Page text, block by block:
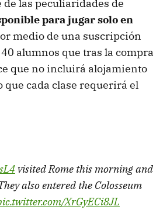
las peculiaridades de
para jugar solo en
medio de una suscripción
alumnos que tras la compra
que no incluirá alojamiento
que cada clase requerirá el
visited Rome this morning and
also entered the Colosseum
XrGyECi8JL